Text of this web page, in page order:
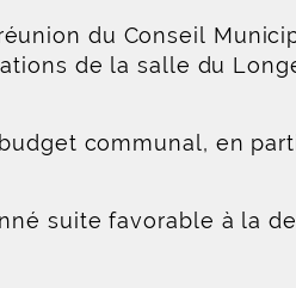
du Conseil
de la salle du
communal, en
suite favorable à la